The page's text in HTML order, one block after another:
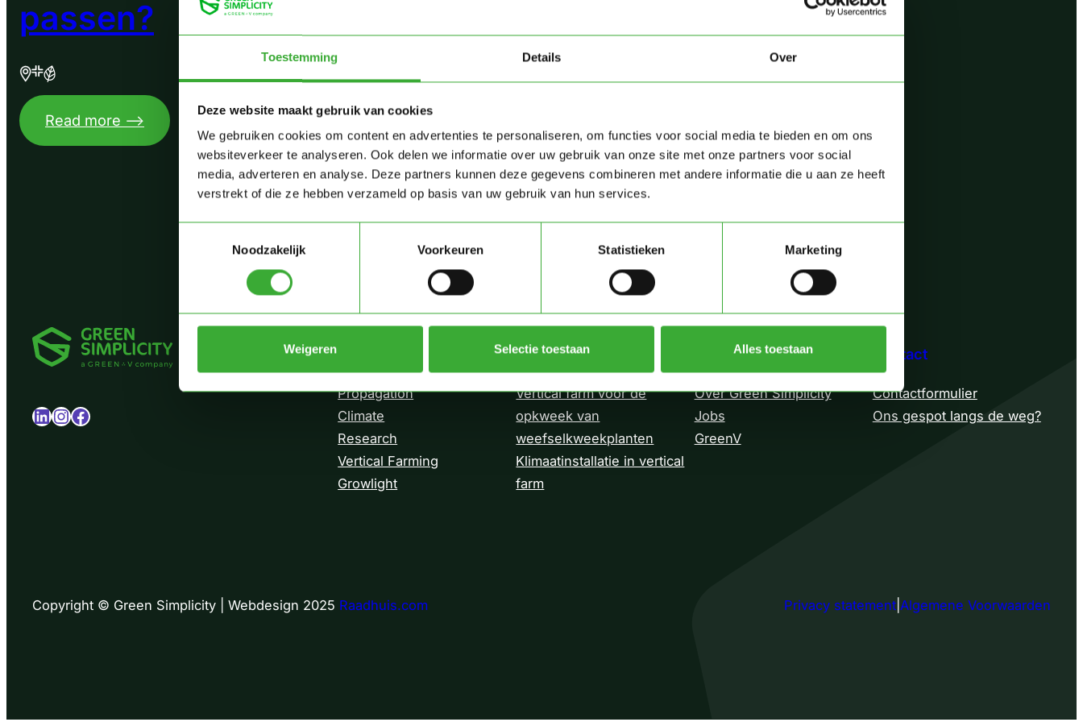
Toestemming Details Over
Deze website maakt gebruik van cookies
We gebruiken cookies om content en advertenties te personaliseren, om functies voor social media te bieden en om ons
websiteverkeer te analyseren. Ook delen we informatie over uw gebruik van onze site met onze partners voor social
media, adverteren en analyse. Deze partners kunnen deze gegevens combineren met andere informatie die u aan ze heeft
verstrekt of die ze hebben verzameld op basis van uw gebruik van hun services.
Noodzakelijk
Voorkeuren Statistieken Marketing
Weigeren Selectie toestaan Alles toestaan
passen?
Read more –>
Denk
LinkedIn InstagramFacebook
Propagation
Climate
Research
Vertical Farming
Growlight
Projecten
Vertical farm voor de
opkweek van
weefselkweek­­planten
Klimaatinstallatie in vertical
farm
Over ons
Over Green Simplicity
Jobs
GreenV
Contact
Contactformulier
Ons gespot langs de weg?
Copyright © Green Simplicity | Webdesign 2025 Raadhuis.com Privacy statement Algemene Voorwaarden